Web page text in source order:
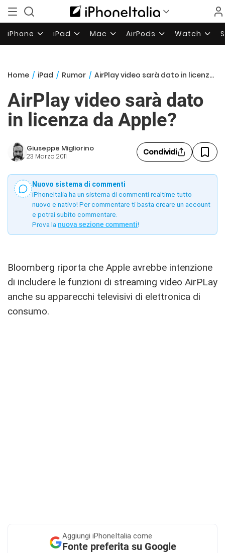
iPhone iPad Mac AirPods Watch
Home / iPad / Rumor / AirPlay video sarà dato in licenza da Apple?
AirPlay video sarà dato
in licenza da Apple?
Giuseppe Migliorino
23 Marzo 2011 Condividi
Nuovo sistema di commenti
iPhoneItalia ha un sistema di commenti realtime tutto
nuovo e nativo! Per commentare ti basta creare un account
e potrai subito commentare.
Prova la nuova sezione commenti!
Bloomberg riporta che Apple avrebbe intenzione
di includere le funzioni di streaming video AirPLay
anche su apparecchi televisivi di elettronica di
consumo.
Aggiungi iPhoneItalia come
Fonte preferita su Google